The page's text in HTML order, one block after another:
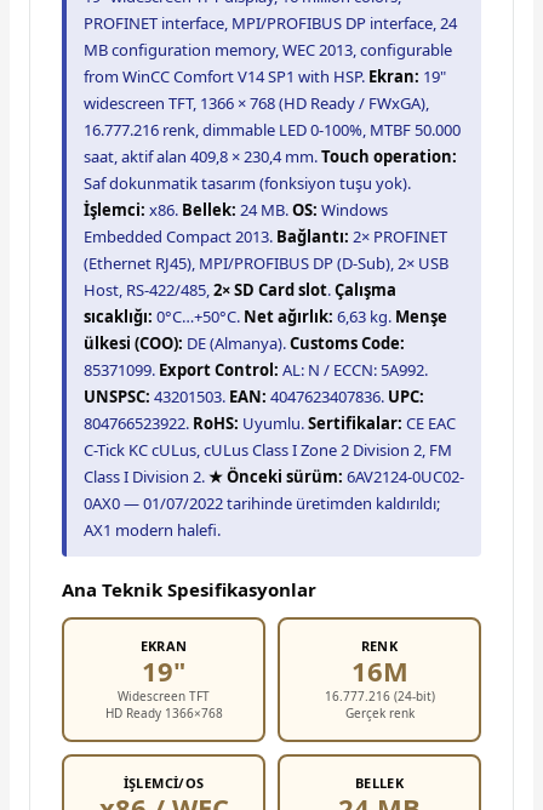
PROFINET interface, MPI/PROFIBUS DP interface, 24
MB configuration memory, WEC 2013, configurable
from WinCC Comfort V14 SP1 with HSP. Ekran: 19"
widescreen TFT, 1366 × 768 (HD Ready / FWxGA),
16.777.216 renk, dimmable LED 0-100%, MTBF 50.000
saat, aktif alan 409,8 × 230,4 mm.Touch operation:
Saf dokunmatik tasarım (fonksiyon tuşu yok).
İşlemci: x86. Bellek: 24 MB.OS: Windows
Embedded Compact 2013. Bağlantı: 2× PROFINET
(Ethernet RJ45), MPI/PROFIBUS DP (D-Sub), 2× USB
Host, RS-422/485,2× SD Card slot.Çalışma
sıcaklığı: 0°C…+50°C. Net ağırlık: 6,63 kg. Menşe
ülkesi (COO): DE (Almanya).Customs Code:
85371099. Export Control: AL: N / ECCN: 5A992.
UNSPSC: 43201503. EAN: 4047623407836. UPC:
804766523922. RoHS: Uyumlu.Sertifikalar: CE EAC
C-Tick KC cULus, cULus Class I Zone 2 Division 2, FM
Class I Division 2.★ Önceki sürüm: 6AV2124-0UC02-
0AX0 — 01/07/2022 tarihinde üretimden kaldırıldı;
AX1 modern halefi.
Ana Teknik Spesifikasyonlar
EKRAN
19"
Widescreen TFT
HD Ready 1366×768
RENK
16M
16.777.216 (24-bit)
Gerçek renk
İŞLEMCI/OS BELLEK